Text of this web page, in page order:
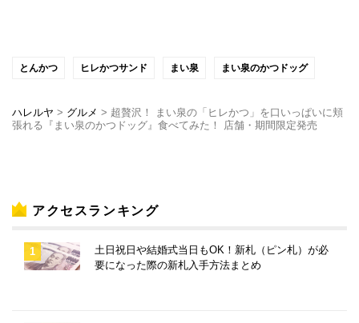
とんかつ ヒレかつサンド まい泉 まい泉のかつドッグ
ハレルヤ > グルメ > 超贅沢！ まい泉の「ヒレかつ」を口いっぱいに頬
張れる『まい泉のかつドッグ』食べてみた！ 店舗・期間限定発売
アクセスランキング
土日祝日や結婚式当日もOK！新札（ピン札）が必
要になった際の新札入手方法まとめ